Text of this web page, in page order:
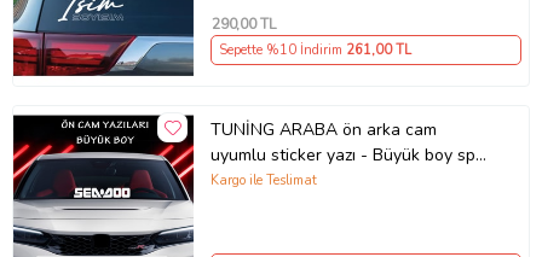
290,00 TL
Sepette %10 İndirim 261,00 TL
TUNİNG ARABA ön arka cam
uyumlu sticker yazı - Büyük boy spor
tuning modifiye etiket
Kargo ile Teslimat